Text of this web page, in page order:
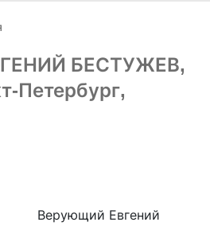
БЕСТУЖЕВ,
Петербург,
Верующий Евгений